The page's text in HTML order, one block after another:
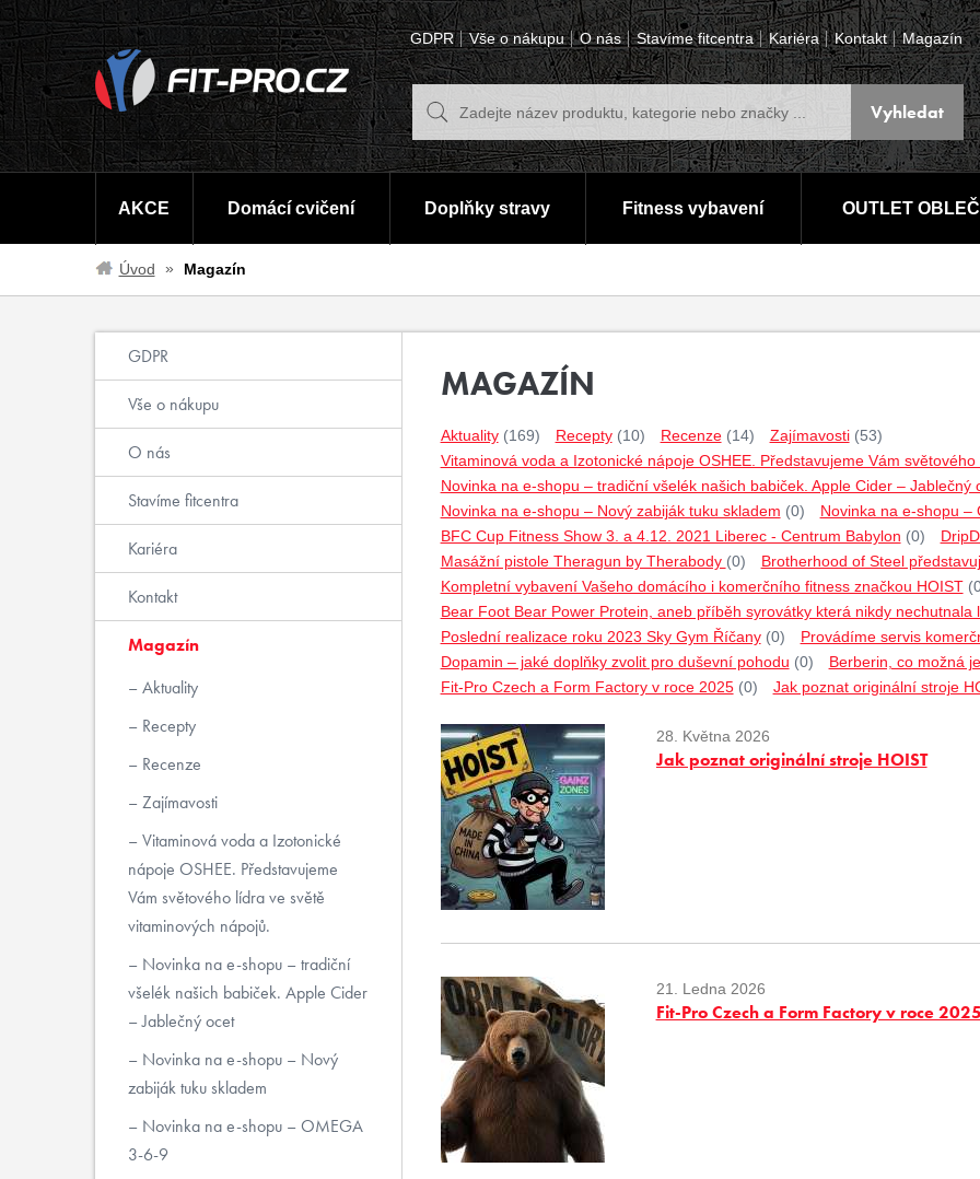
GDPR Vše o nákupu O nás Stavíme fitcentra Kariéra Kontakt Magazín
AKCE Domácí cvičení Doplňky stravy Fitness vybavení OUTLET
Úvod Magazín
MAGAZÍN
Aktuality (169) Recepty (10) Recenze (14) Zajímavosti (53)
Vitaminová voda a Izotonické nápoje OSHEE. Představujeme Vám
Novinka na e-shopu – tradiční všelék našich babiček. Apple Cider – Jablečný
Novinka na e-shopu – Nový zabiják tuku skladem (0)
Novinka na e-shopu –
BFC Cup Fitness Show 3. a 4.12. 2021 Liberec - Centrum Babylon (0)
Masážní pistole Theragun by Therabody (0)
Brotherhood of Steel
Kompletní vybavení Vašeho domácího i komerčního fitness značkou HOIST
Bear Foot Bear Power Protein, aneb příběh syrovátky která nikdy nechutnala
Poslední realizace roku 2023 Sky Gym Říčany (0)
Provádíme servis
Dopamin – jaké doplňky zvolit pro duševní pohodu (0)
Berberin, co možná
Fit-Pro Czech a Form Factory v roce 2025 (0) Jak poznat originální stroje
28. Května 2026
Jak poznat originální stroje HOIST
21. Ledna 2026
Fit-Pro Czech a Form Factory v roce
GDPR
Vše o nákupu
O nás
Stavíme fitcentra
Kariéra
Kontakt
Magazín
Aktuality
Recepty
Recenze
Zajímavosti
Vitaminová voda a Izotonické
nápoje OSHEE. Představujeme
Vám světového lídra ve světě
vitaminových nápojů.
Novinka na e-shopu – tradiční
všelék našich babiček. Apple Cider
– Jablečný ocet
Novinka na e-shopu – Nový
zabiják tuku skladem
Novinka na e-shopu – OMEGA
3-6-9